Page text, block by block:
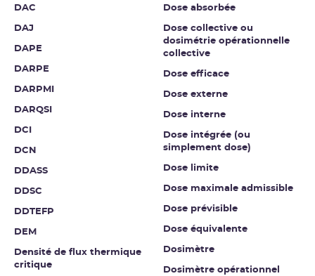
DAC
DAJ
DAPE
DARPE
DARPMI
DARQSI
DCI
DCN
DDASS
DDSC
DDTEFP
DEM
Densité de flux thermique
critique
Dose absorbée
Dose collective ou
dosimétrie opérationnelle
collective
Dose efficace
Dose externe
Dose interne
Dose intégrée (ou
simplement dose)
Dose limite
Dose maximale admissible
Dose prévisible
Dose équivalente
Dosimètre
Dosimètre opérationnel